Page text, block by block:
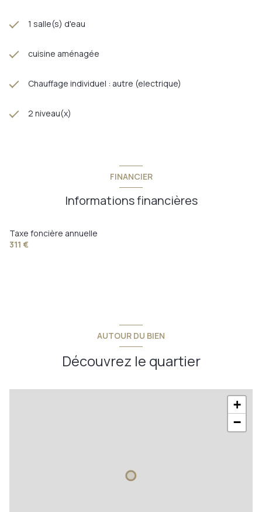
1 salle(s) d'eau
cuisine aménagée
Chauffage individuel : autre (electrique)
2 niveau(x)
FINANCIER
Informations financières
Taxe foncière annuelle
311 €
AUTOUR DU BIEN
Découvrez le quartier
+
−